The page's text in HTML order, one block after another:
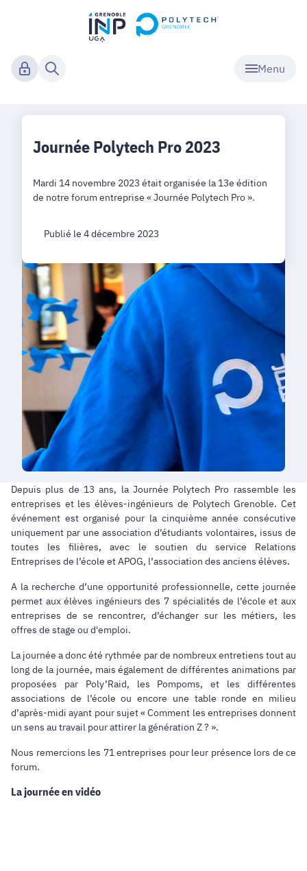
Menu
Journée Polytech Pro 2023
Mardi 14 novembre 2023 était organisée la 13e édition
de notre forum entreprise « Journée Polytech Pro ».
Publié le 4 décembre 2023
Depuis plus de 13 ans, la Journée Polytech Pro rassemble les
entreprises et les élèves-ingénieurs de Polytech Grenoble. Cet
événement est organisé pour la cinquième année consécutive
uniquement par une association d’étudiants volontaires, issus de
toutes les filières, avec le soutien du service Relations
Entreprises de l’école et APOG, l’association des anciens élèves.
A la recherche d’une opportunité professionnelle, cette journée
permet aux élèves ingénieurs des 7 spécialités de l’école et aux
entreprises de se rencontrer, d’échanger sur les métiers, les
offres de stage ou d'emploi.
La journée a donc été rythmée par de nombreux entretiens tout au
long de la journée, mais également de différentes animations par
proposées par Poly’Raid, les Pompoms, et les différentes
associations de l’école ou encore une table ronde en milieu
d’après-midi ayant pour sujet « Comment les entreprises donnent
un sens au travail pour attirer la génération Z ? ».
Nous remercions les 71 entreprises pour leur présence lors de ce
forum.
La journée en vidéo